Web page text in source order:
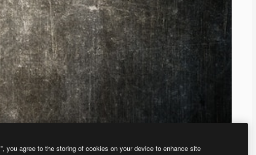
you agree to the storing of cookies on your device to enhance site